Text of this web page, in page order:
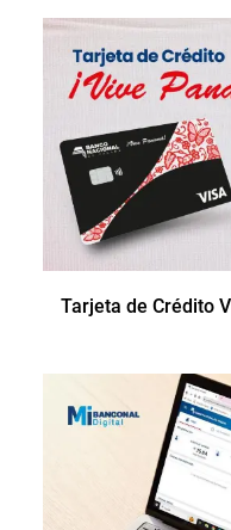
Tarjeta de Crédito